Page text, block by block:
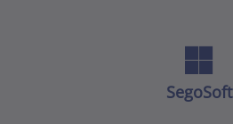
SegoSoft